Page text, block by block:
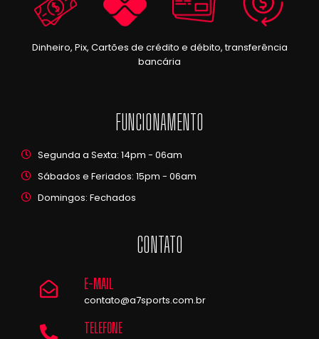
Dinheiro, Pix, Cartões de crédito e débito, transferência
bancária
FUNCIONAMENTO
Segunda a Sexta: 14pm - 06am
Sábados e Feriados: 15pm - 06am
Domingos: Fechados
CONTATO
E-MAIL
contato@a7sports.com.br
TELEFONE